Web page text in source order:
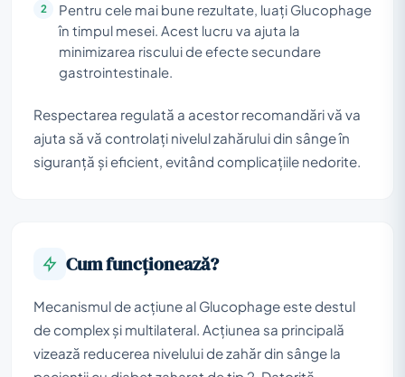
Pentru cele mai bune rezultate, luați Glucophage
în timpul mesei. Acest lucru va ajuta la
minimizarea riscului de efecte secundare
gastrointestinale.
Respectarea regulată a acestor recomandări vă va
ajuta să vă controlați nivelul zahărului din sânge în
siguranță și eficient, evitând complicațiile nedorite.
Cum funcționează?
Mecanismul de acțiune al Glucophage este destul
de complex și multilateral. Acțiunea sa principală
vizează reducerea nivelului de zahăr din sânge la